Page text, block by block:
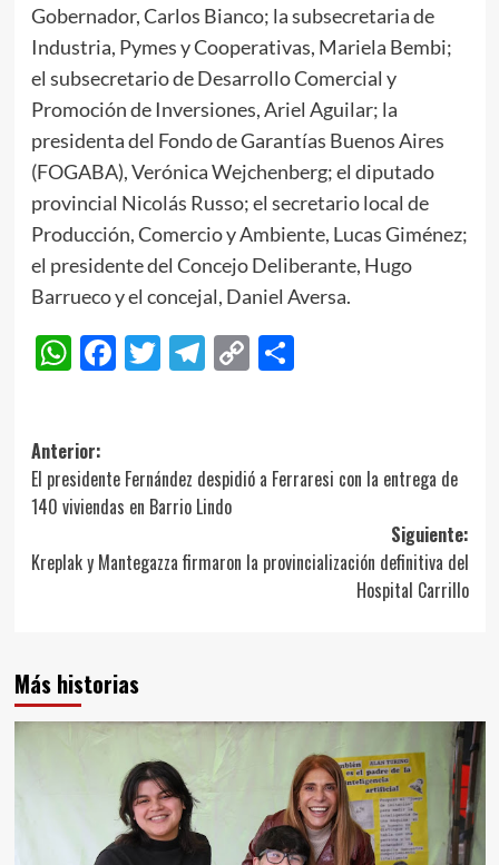
Gobernador, Carlos Bianco; la subsecretaria de
Industria, Pymes y Cooperativas, Mariela Bembi;
el subsecretario de Desarrollo Comercial y
Promoción de Inversiones, Ariel Aguilar; la
presidenta del Fondo de Garantías Buenos Aires
(FOGABA), Verónica Wejchenberg; el diputado
provincial Nicolás Russo; el secretario local de
Producción, Comercio y Ambiente, Lucas Giménez;
el presidente del Concejo Deliberante, Hugo
Barrueco y el concejal, Daniel Aversa.
WhatsApp
Facebook
Twitter
Telegram
CopyCompartir
Navegación
de
entradas
Anterior:
El presidente Fernández despidió a Ferraresi con la entrega de
140 viviendas en Barrio Lindo
Siguiente:
Kreplak y Mantegazza firmaron la provincialización definitiva del
Hospital Carrillo
Más historias